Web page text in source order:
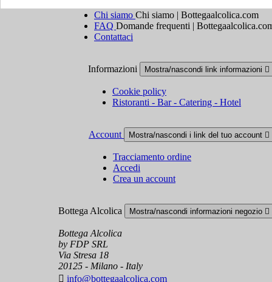
Chi siamo Chi siamo | Bottegaalcolica.com
FAQ Domande frequenti |
Contattaci
Informazioni Mostra/nascondi link informazioni 
Cookie policy
Ristoranti - Bar - Catering - Hotel
Account Mostra/nascondi i link del tuo account 
Tracciamento ordine
Accedi
Crea un account
Bottega Alcolica Mostra/nascondi informazioni negozio 
Bottega Alcolica
by FDP SRL
Via Stresa 18
20125 - Milano - Italy
 info@bottegaalcolica.com